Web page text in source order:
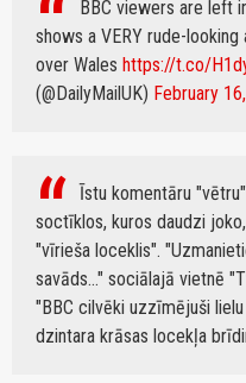
BBC viewers are left
shows a VERY rude-
over Wales https://t.co/
(@DailyMailUK) February
Īstu komentāru
soctīklos, kuros daudzi
"vīrieša loceklis".
savāds..." sociālajā vietnē
"BBC cilvēki uzzīmējuši
dzintara krāsas locekļa